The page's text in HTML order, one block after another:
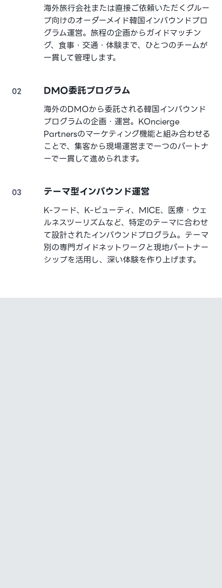
海外旅行会社または直接ご依頼いただくグルー
プ向けのオーダーメイド韓国インバウンドプロ
グラム運営。旅程の企画からガイドマッチン
グ、食事・交通・体験まで、ひとつのチームが
一貫して管理します。
02 DMO委託プログラム
海外のDMOから委託される韓国インバウンド
プログラムの企画・運営。KOncierge
Partnersのマーケティング機能と組み合わせる
ことで、集客から現場運営まで一つのパートナ
ーで一貫して進められます。
03 テーマ型インバウンド運営
K-フード、K-ビューティ、MICE、医療・ウェ
ルネスツーリズムなど、特定のテーマに合わせ
て設計されたインバウンドプログラム。テーマ
別の専門ガイドネットワークと現地パートナー
シップを活用し、深い体験を作り上げます。